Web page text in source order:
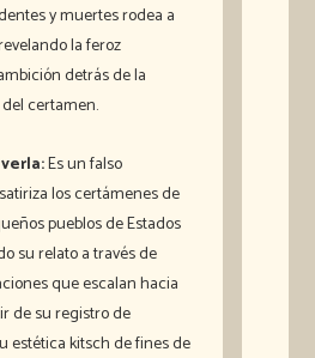
y muertes rodea a
la feroz
detrás de la
certamen.
Es un falso
los certámenes de
pueblos de Estados
su relato a través de
que escalan hacia
de su registro de
estética kitsch de fines de